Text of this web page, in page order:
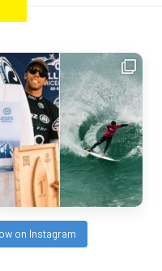
on Instagram